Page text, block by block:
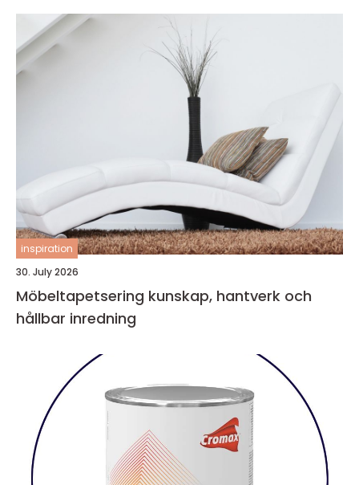
inspiration
30. July 2026
Möbeltapetsering kunskap, hantverk och
hållbar inredning